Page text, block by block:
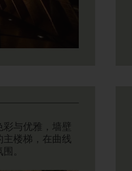
与优雅，墙壁
楼梯，在曲线
。